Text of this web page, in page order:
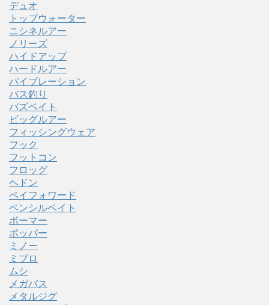
デュオ
トップウォーター
ニシネルアー
ノリーズ
ハイドアップ
ハードルアー
バイブレーション
バス釣り
バズベイト
ビッグルアー
フィッシングウェア
フック
フットコン
フロッグ
ヘドン
ペイフォワード
ペンシルベイト
ボーマー
ポッパー
ミノー
ミブロ
ムシ
メガバス
メタルジグ